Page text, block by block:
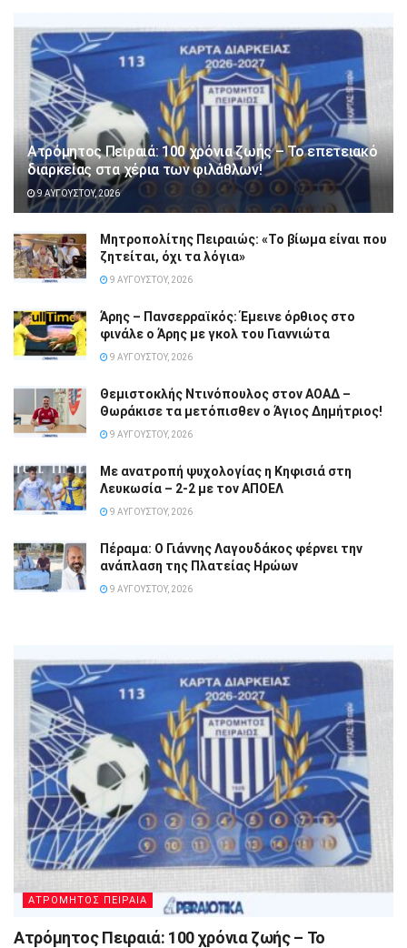
Ατρόμητος Πειραιά: 100 χρόνια ζωής – Το επετειακό
διαρκείας στα χέρια των φιλάθλων!
9 ΑΥΓΟΎΣΤΟΥ, 2026
Μητροπολίτης Πειραιώς: «Το βίωμα είναι που
ζητείται, όχι τα λόγια»
9 ΑΥΓΟΎΣΤΟΥ, 2026
Άρης – Πανσερραϊκός: Έμεινε όρθιος στο
φινάλε ο Άρης με γκολ του Γιαννιώτα
9 ΑΥΓΟΎΣΤΟΥ, 2026
Θεμιστοκλής Ντινόπουλος στον ΑΟΑΔ –
Θωράκισε τα μετόπισθεν ο Άγιος Δημήτριος!
9 ΑΥΓΟΎΣΤΟΥ, 2026
Με ανατροπή ψυχολογίας η Κηφισιά στη
Λευκωσία – 2-2 με τον ΑΠΟΕΛ
9 ΑΥΓΟΎΣΤΟΥ, 2026
Πέραμα: Ο Γιάννης Λαγουδάκος φέρνει την
ανάπλαση της Πλατείας Ηρώων
9 ΑΥΓΟΎΣΤΟΥ, 2026
ΑΤΡΟΜΗΤΟΣ ΠΕΙΡΑΙΑ
Ατρόμητος Πειραιά: 100 χρόνια ζωής – Το